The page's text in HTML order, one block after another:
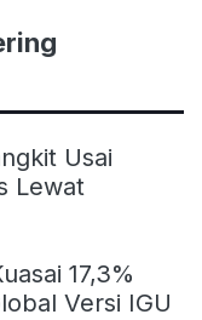
Usai
Lewat
17,3%
Versi IGU